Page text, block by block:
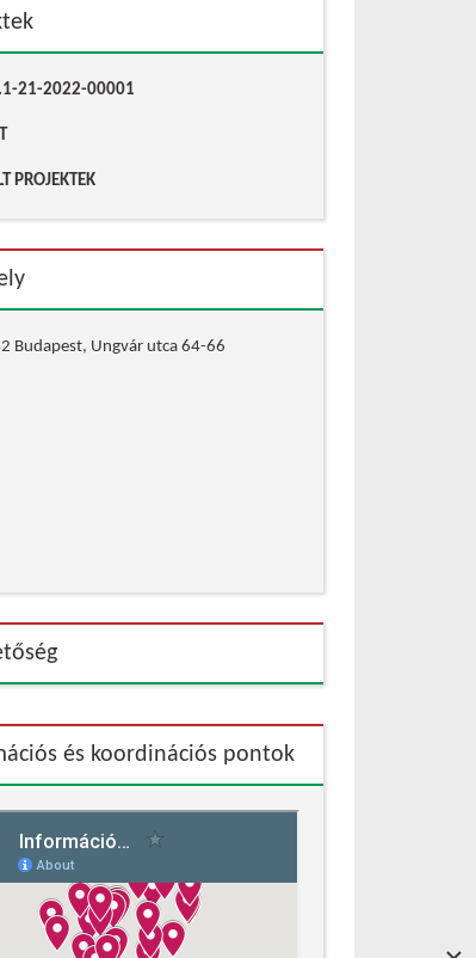
21-2022-00001
PROJEKTEK
Budapest, Ungvár utca 64-66
és koordinációs pontok